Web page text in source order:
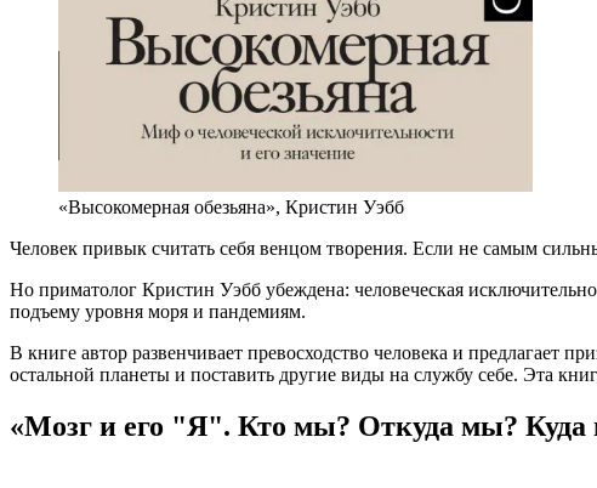
«Высокомерная обезьяна», Кристин Уэбб
Человек привык считать себя венцом творения. Если не самым
Но приматолог Кристин Уэбб убеждена: человеческая
подъему уровня моря и пандемиям.
В книге автор развенчивает превосходство человека и предлагает
остальной планеты и поставить другие виды на службу себе. Эта
«Мозг и его "Я". Кто мы? Откуда мы? Куда